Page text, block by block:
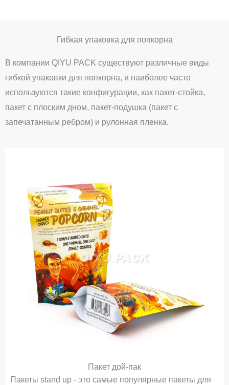
Гибкая упаковка для попкорна
В компании QIYU PACK существуют различные виды
гибкой упаковки для попкорна, и наиболее часто
используются такие конфигурации, как пакет-стойка,
пакет с плоским дном, пакет-подушка (пакет с
запечатанным ребром) и рулонная пленка.
Пакет дой-пак
Пакеты stand up - это самые популярные пакеты для